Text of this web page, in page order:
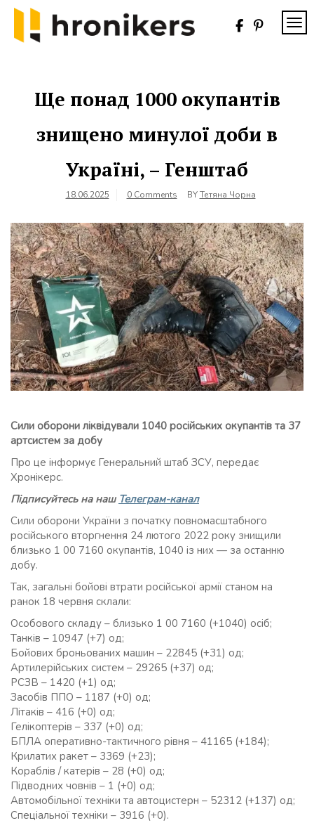
Skip
content
Ще понад 1000 окупантів
знищено минулої доби в
Україні, – Генштаб
18.06.2025 0 Comments BYТетяна Чорна
Сили оборони ліквідували 1040 російських окупантів та 37
артсистем за добу
Про це інформує Генеральний штаб ЗСУ, передає
Хронікерс.
Підписуйтесь на наш Телеграм-канал
Сили оборони України з початку повномасштабного
російського вторгнення 24 лютого 2022 року знищили
близько 1 00 7160 окупантів, 1040 із них — за останню
добу.
Так, загальні бойові втрати російської армії станом на
ранок 18 червня склали:
Особового складу – близько 1 00 7160 (+1040) осіб;
Танків – 10947 (+7) од;
Бойових броньованих машин – 22845 (+31) од;
Артилерійських систем – 29265 (+37) од;
РСЗВ – 1420 (+1) од;
Засобів ППО – 1187 (+0) од;
Літаків – 416 (+0) од;
Гелікоптерів – 337 (+0) од;
БПЛА оперативно-тактичного рівня – 41165 (+184);
Крилатих ракет – 3369 (+23);
Кораблів / катерів – 28 (+0) од;
Підводних човнів – 1 (+0) од;
Автомобільної техніки та автоцистерн – 52312 (+137) од;
Спеціальної техніки – 3916 (+0).